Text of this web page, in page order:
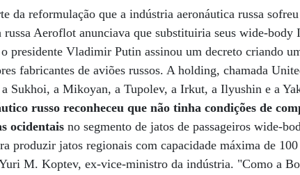
da reformulação que a indústria aeronáutica russa
russa Aeroflot anunciava que substituiria seus wide-
presidente Vladimir Putin assinou um decreto criando
fabricantes de aviões russos. A holding, chamada
Sukhoi, a Mikoyan, a Tupolev, a Irkut, a Ilyushin e a
russo reconheceu que não tinha condições de
ocidentaisno segmento de jatos de passageiros wide-
produzir jatos regionais com capacidade máxima de
M. Koptev, ex-vice-ministro da indústria. "Como a